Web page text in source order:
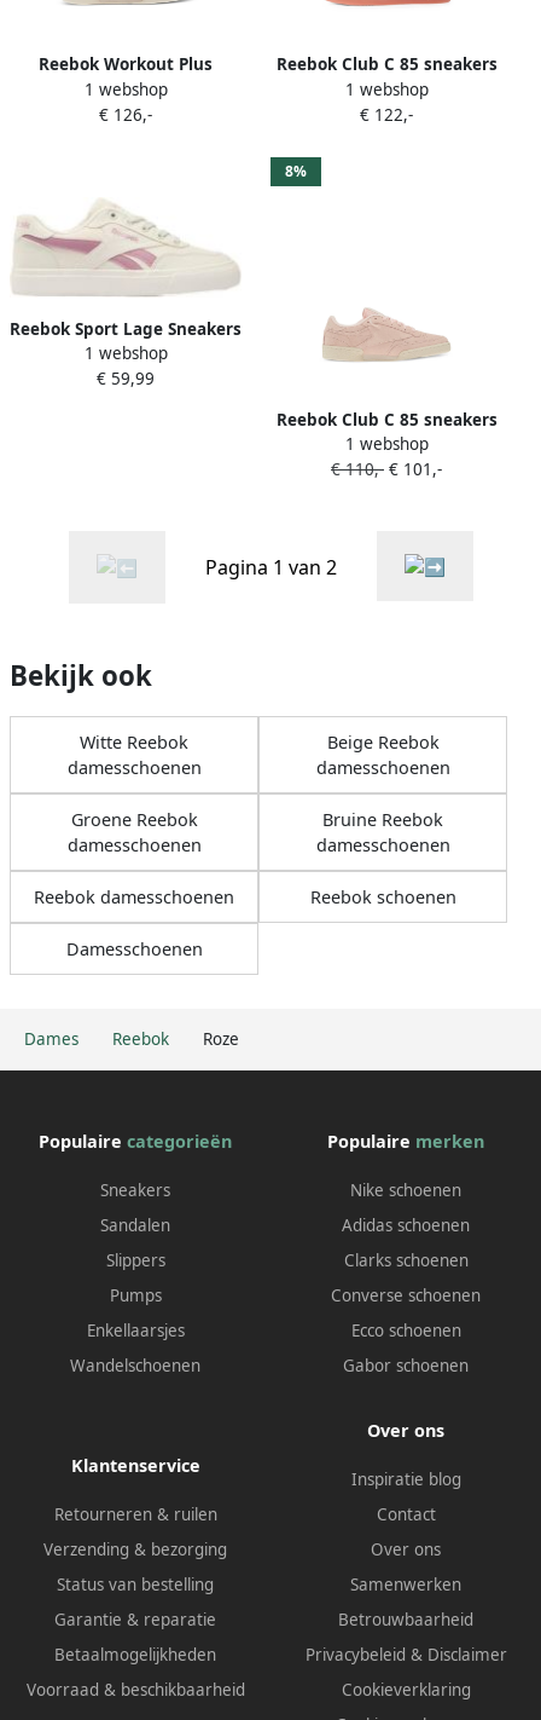
Dames Reebok Roze
Reebok Workout Plus
sneakers Roze
1 webshop
€ 126,-
Reebok Club C 85 sneakers
Roze
1 webshop
€ 122,-
Reebok Sport Lage Sneakers
Court Advance Vulc
1 webshop
€ 59,99
8%
Reebok Club C 85 sneakers
Roze
1 webshop
€ 110,- € 101,-
Pagina 1 van 2
Bekijk ook
Witte Reebok
damesschoenen
Beige Reebok
damesschoenen
Groene Reebok
damesschoenen
Bruine Reebok
damesschoenen
Reebok damesschoenen Reebok schoenen
Damesschoenen
Populaire categorieën
Sneakers
Sandalen
Slippers
Pumps
Enkellaarsjes
Wandelschoenen
Populaire merken
Nike schoenen
Adidas schoenen
Clarks schoenen
Converse schoenen
Ecco schoenen
Gabor schoenen
Klantenservice
Retourneren & ruilen
Verzending & bezorging
Status van bestelling
Garantie & reparatie
Betaalmogelijkheden
Voorraad & beschikbaarheid
Over ons
Inspiratie blog
Contact
Over ons
Samenwerken
Betrouwbaarheid
Privacybeleid & Disclaimer
Cookieverklaring